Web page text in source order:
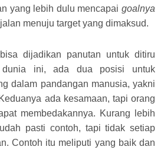
yang lebih dulu mencapai goalnya
menuju target yang dimaksud.
dijadikan panutan untuk ditiru
ini, ada dua posisi untuk
dalam pandangan manusia, yakni
ada kesamaan, tapi orang
membedakannya. Kurang lebih
pasti contoh, tapi tidak setiap
Contoh itu meliputi yang baik dan